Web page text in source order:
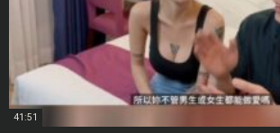
41:51